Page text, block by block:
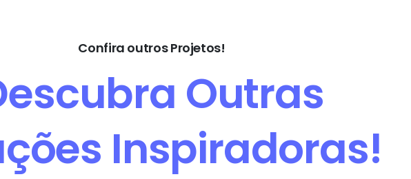
Confira outros Projetos!
Outras
Inspiradoras!